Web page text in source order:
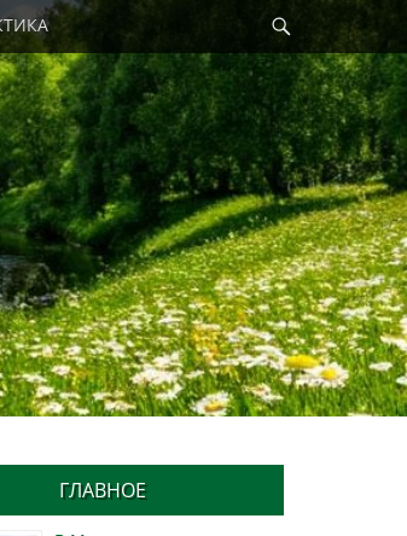
ГЛАВНОЕ